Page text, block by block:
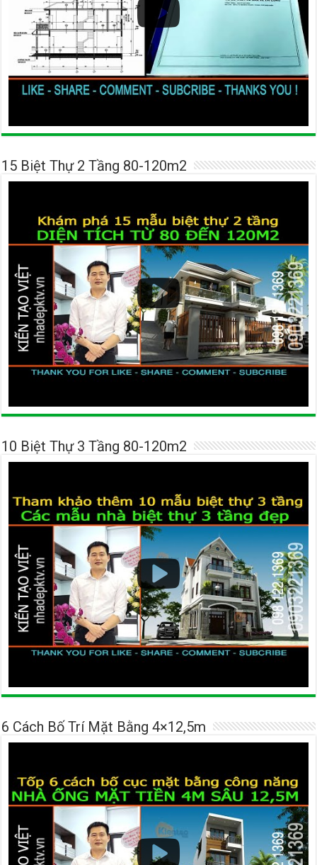
15 Biệt Thự 2 Tầng 80-120m2
10 Biệt Thự 3 Tầng 80-120m2
6 Cách Bố Trí Mặt Bằng 4×12,5m